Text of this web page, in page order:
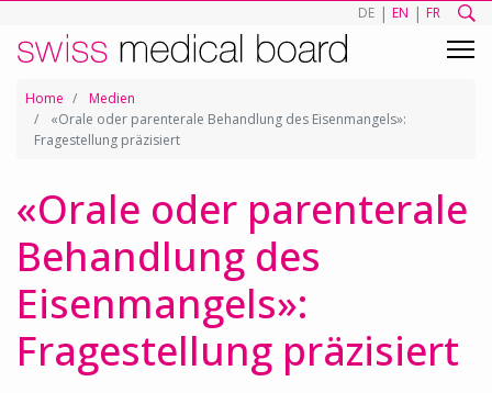
DE | EN | FR
Home
Medien
«Orale oder parenterale Behandlung des Eisenmangels»:
Fragestellung präzisiert
«Orale oder parenterale
Behandlung des
Eisenmangels»:
Fragestellung präzisiert